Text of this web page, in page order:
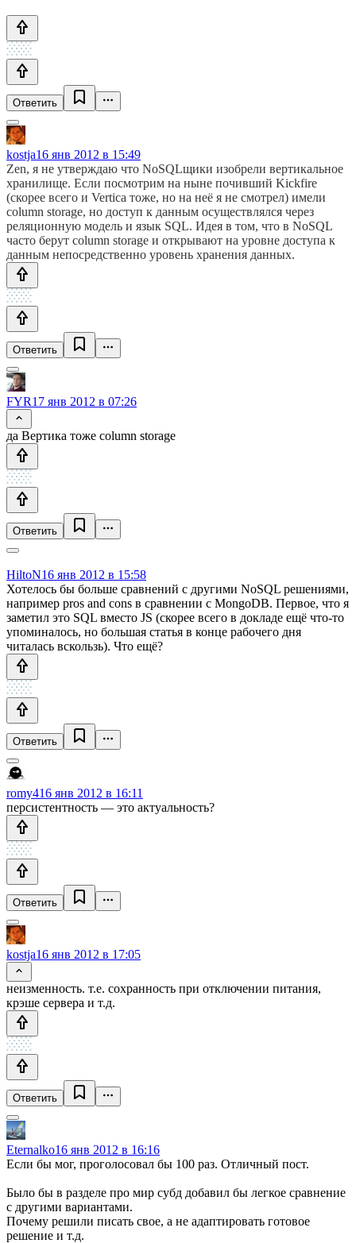
Ответить
kostja16 янв 2012 в 15:49
Zen, я не утверждаю что NoSQLщики изобрели вертикальное
хранилище. Если посмотрим на ныне почивший Kickfire
(скорее всего и Vertica тоже, но на неё я не смотрел) имели
column storage, но доступ к данным осуществлялся через
реляционную модель и язык SQL. Идея в том, что в NoSQL
часто берут column storage и открывают на уровне доступа к
данным непосредственно уровень хранения данных.
Ответить
FYR17 янв 2012 в 07:26
да Вертика тоже column storage
Ответить
HiltoN16 янв 2012 в 15:58
Хотелось бы больше сравнений с другими NoSQL решениями,
например pros and cons в сравнении с MongoDB. Первое, что я
заметил это SQL вместо JS (скорее всего в докладе ещё что-то
упоминалось, но большая статья в конце рабочего дня
читалась вскользь). Что ещё?
Ответить
romy416 янв 2012 в 16:11
персистентность — это актуальность?
Ответить
kostja16 янв 2012 в 17:05
неизменность. т.е. сохранность при отключении питания,
крэше сервера и т.д.
Ответить
Eternalko16 янв 2012 в 16:16
Если бы мог, проголосовал бы 100 раз. Отличный пост.
Было бы в разделе про мир субд добавил бы легкое сравнение
с другими вариантами.
Почему решили писать свое, а не адаптировать готовое
решение и т.д.